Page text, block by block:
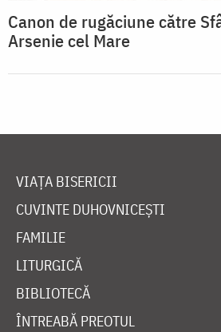
Canon de rugăciune către
Arsenie cel Mare
VIAȚA BISERICII
CUVINTE DUHOVNICEȘTI
FAMILIE
LITURGICĂ
BIBLIOTECĂ
ÎNTREABĂ PREOTUL